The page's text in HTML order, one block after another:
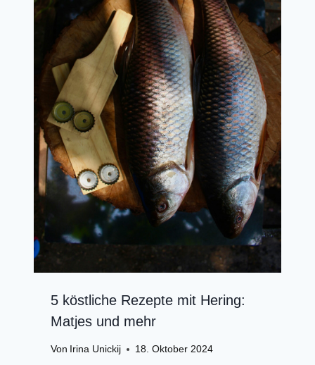
5 köstliche Rezepte mit Hering:
Matjes und mehr
Von Irina Unickij 18. Oktober 2024